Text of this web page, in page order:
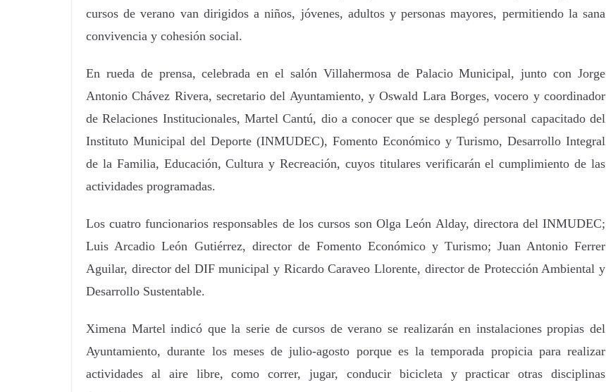
cursos de verano van dirigidos a niños, jóvenes, adultos y personas mayores, permitiendo la sana
convivencia y cohesión social.
En rueda de prensa, celebrada en el salón Villahermosa de Palacio Municipal, junto con Jorge
Antonio Chávez Rivera, secretario del Ayuntamiento, y Oswald Lara Borges, vocero y coordinador
de Relaciones Institucionales, Martel Cantú, dio a conocer que se desplegó personal capacitado del
Instituto Municipal del Deporte (INMUDEC), Fomento Económico y Turismo, Desarrollo Integral
de la Familia, Educación, Cultura y Recreación, cuyos titulares verificarán el cumplimiento de las
actividades programadas.
Los cuatro funcionarios responsables de los cursos son Olga León Alday, directora del INMUDEC;
Luis Arcadio León Gutiérrez, director de Fomento Económico y Turismo; Juan Antonio Ferrer
Aguilar, director del DIF municipal y Ricardo Caraveo Llorente, director de Protección Ambiental y
Desarrollo Sustentable.
Ximena Martel indicó que la serie de cursos de verano se realizarán en instalaciones propias del
Ayuntamiento, durante los meses de julio-agosto porque es la temporada propicia para realizar
actividades al aire libre, como correr, jugar, conducir bicicleta y practicar otras disciplinas